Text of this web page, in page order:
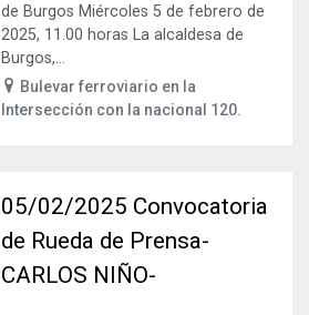
de Burgos Miércoles 5 de febrero de
2025, 11.00 horas La alcaldesa de
Burgos,...
Bulevar ferroviario en la
Intersección con la nacional 120.
05/02/2025 Convocatoria
de Rueda de Prensa-
CARLOS NIÑO-